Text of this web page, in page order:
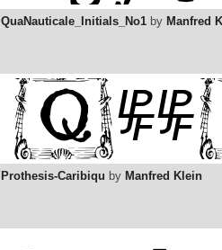
QuaNauticale_Initials_No1 by Manfred
Prothesis-Caribiqu by Manfred Klein